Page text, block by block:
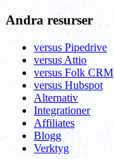
Andra resurser
versus Pipedrive
versus Attio
versus Folk CRM
versus Hubspot
Alternativ
Integrationer
Affiliates
Blogg
Verktyg